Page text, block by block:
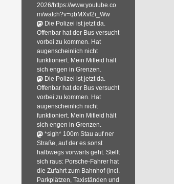
2026/https://www.youtube.co
m/watch?v=qbMXvl2i_Ww
Die Polizei ist jetzt da.
Offenbar hat der Bus versucht
vorbei zu kommen. Hat
augenscheinlich nicht
funktioniert. Mein Mitleid hält
sich engen in Grenzen.
Die Polizei ist jetzt da.
Offenbar hat der Bus versucht
vorbei zu kommen. Hat
augenscheinlich nicht
funktioniert. Mein Mitleid hält
sich engen in Grenzen.
*sigh* 100m Stau auf ner
Straße, auf der es sonst
halbwegs vorwärts geht. Stellt
sich raus: Porsche-Fahrer hat
die Zufahrt zum Bahnhof (incl.
Parkplätzen, Taxiständen und